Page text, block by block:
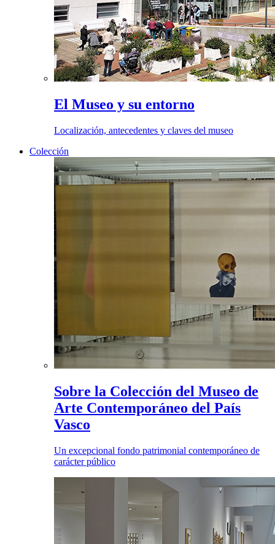
El Museo y su entorno
Localización, antecedentes y claves del museo
Colección
Sobre la Colección del Museo de
Arte Contemporáneo del País
Vasco
Un excepcional fondo patrimonial contemporáneo de
carácter público